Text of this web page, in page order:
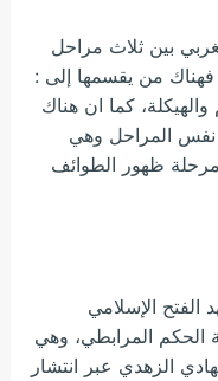
بين ثلاث مراحل
من يقسمها إلى :
كما ان هناك
نفس المراحل وهي
ظهور الطوائف
الفتح الإسلامي
الحكم المرابطي، وهي
الزهدي عبر انتشار